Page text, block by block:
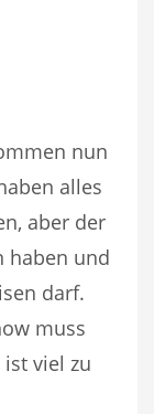
nun
alles
aber der
haben und
darf.
muss
viel zu